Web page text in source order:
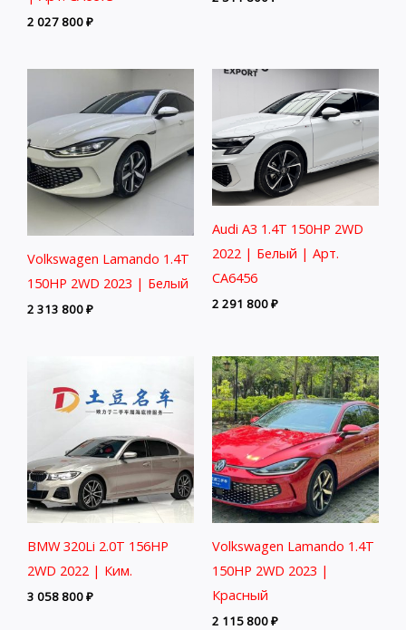
2 027 800₽
Volkswagen Lamando 1.4T
150HP 2WD 2023 | Белый
2 313 800₽
Audi A3 1.4T 150HP 2WD
2022 | Белый | Арт.
CA6456
2 291 800₽
BMW 320Li 2.0T 156HP
2WD 2022 | Ким.
3 058 800₽
Volkswagen Lamando 1.4T
150HP 2WD 2023 |
Красный
2 115 800₽